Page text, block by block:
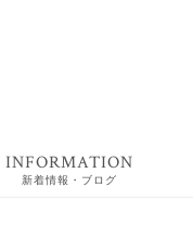
INFORMATION
新着情報・ブログ